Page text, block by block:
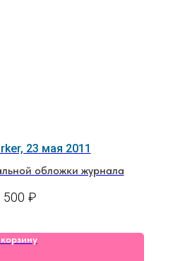
23 мая 2011
обложки журнала
500 ₽